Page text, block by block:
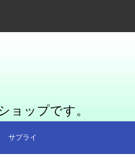
ョップです。
サプライ